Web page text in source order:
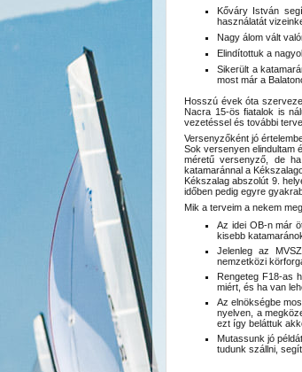
Kőváry István
használatát
Nagy álom vált
Elindítottuk a
Sikerült a
most már a
Hosszú évek óta
Nacra 15-ös fiatalok is
vezetéssel és további
Versenyzőként jó
Sok versenyen elindultam
méretű versenyző, de
katamaránnal a
Kékszalag abszolút 9.
időben pedig egyre
Mik a terveim a nekem
Az idei OB-n már
kisebb
Jelenleg az
nemzetközi
Rengeteg F18-as
miért, és ha van
Az elnökségbe
nyelven, a
ezt így beláttuk
Mutassunk jó
tudunk szállni,